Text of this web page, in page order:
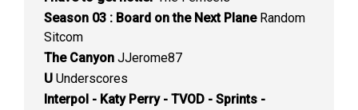
Season 03 : Board on the Next PlaneRandom
Sitcom
The Canyon JJerome87
U Underscores
Interpol - Katy Perry - TVOD - Sprints -